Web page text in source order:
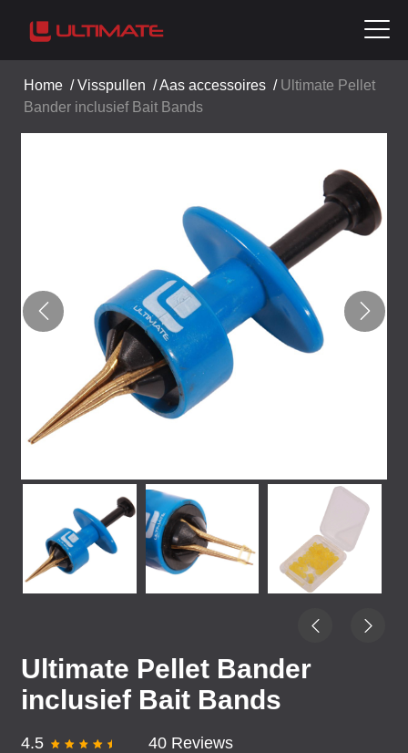
Home /Visspullen /Aas accessoires / Ultimate Pellet
Bander inclusief Bait Bands
Ultimate Pellet Bander
inclusief Bait Bands
4.5 40 Reviews